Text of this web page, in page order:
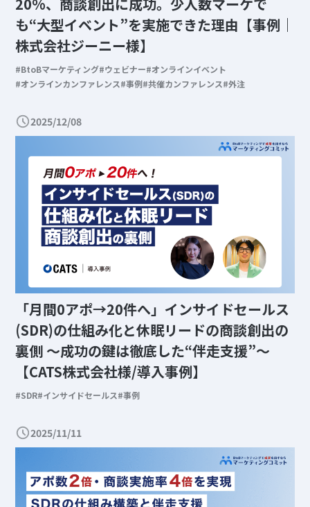
も“大型イベント”を実施できた理由【事例｜
株式会社ジーニー様】
BtoBマーケティング ウェビナー オンラインイベント
オンラインカンファレンス 事例 共催カンファレンス 外注
2025/12/08
「月間0アポ→20件へ」インサイドセールス
(SDR)の仕組み化と休眠リードの商談創出の
裏側 〜成功の鍵は徹底した“伴走支援”〜
【CATS株式会社様/導入事例】
SDR インサイドセールス 事例
2025/11/11